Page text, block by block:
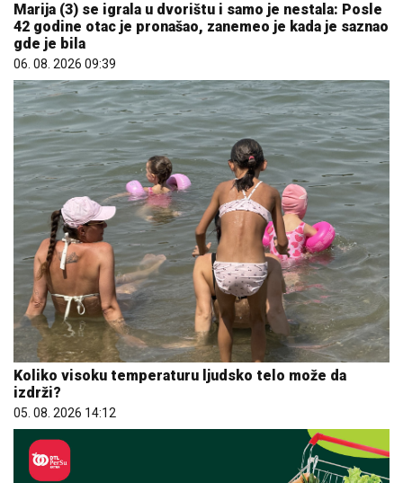
Marija (3) se igrala u dvorištu i samo je nestala: Posle
42 godine otac je pronašao, zanemeo je kada je saznao
gde je bila
06. 08. 2026 09:39
Koliko visoku temperaturu ljudsko telo može da
izdrži?
05. 08. 2026 14:12